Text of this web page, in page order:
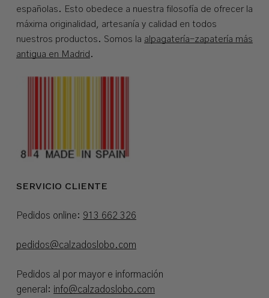
españolas. Esto obedece a nuestra filosofía de ofrecer la
máxima originalidad, artesanía y calidad en todos
nuestros productos. Somos la alpagatería-zapatería más
antigua en Madrid .
SERVICIO CLIENTE
Pedidos online: 913 662 326
pedidos@calzadoslobo.com
Pedidos al por mayor e información
general: info@calzadoslobo.com